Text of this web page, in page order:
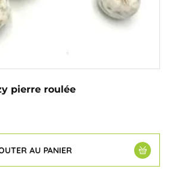
pierre roulée
AU PANIER